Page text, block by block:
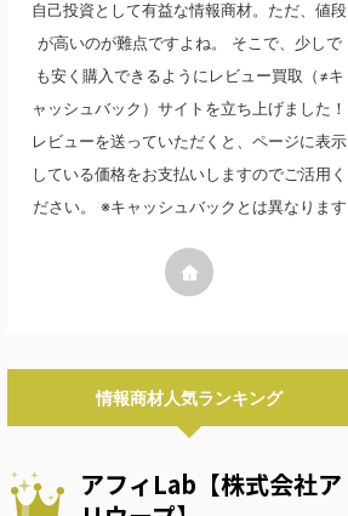
自己投資として有益な情報商材。ただ、値段
が高いのが難点ですよね。 そこで、少しで
も安く購入できるようにレビュー買取（≠キ
ャッシュバック）サイトを立ち上げました！
レビューを送っていただくと、ページに表示
している価格をお支払いしますのでご活用く
ださい。 ※キャッシュバックとは異なります
情報商材人気ランキング
アフィLab【株式会社ア